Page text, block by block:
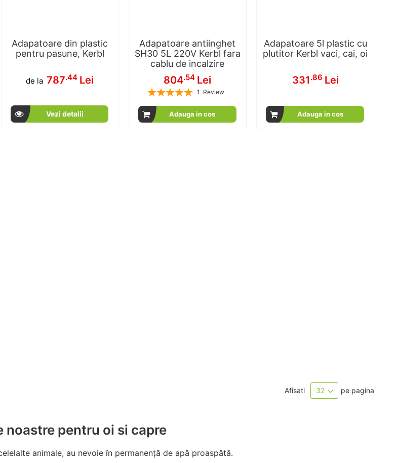
Adapatoare din plastic
pentru pasune, Kerbl
de la 787.44 Lei
Vezi detalii
Adapatoare antiinghet
SH30 5L 220V Kerbl fara
cablu de incalzire
804.54 Lei
Rating:
1 Review
Adauga in cos
Adapatoare 5l plastic cu
plutitor Kerbl vaci, cai, oi
331.86 Lei
Adauga in cos
Afisati pe pagina
noastre pentru oi si capre
animale, au nevoie în permanență de apă proaspătă.